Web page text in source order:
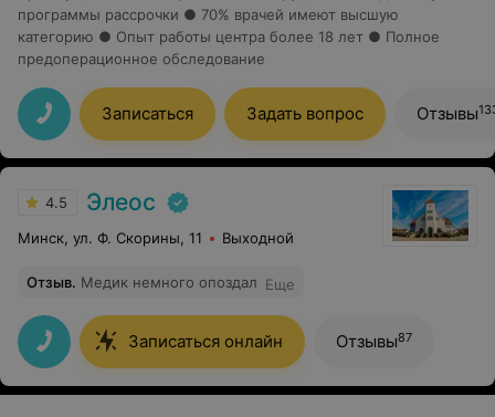
программы рассрочки ● 70% врачей имеют высшую
категорию ● Опыт работы центра более 18 лет ● Полное
предоперационное обследование
Записаться Задать вопрос Отзывы
4.5 Элеос
Минск, ул. Ф. Скорины, 11 Выходной
Отзыв. Медик немного опоздал Еще
Записаться онлайн Отзывы87